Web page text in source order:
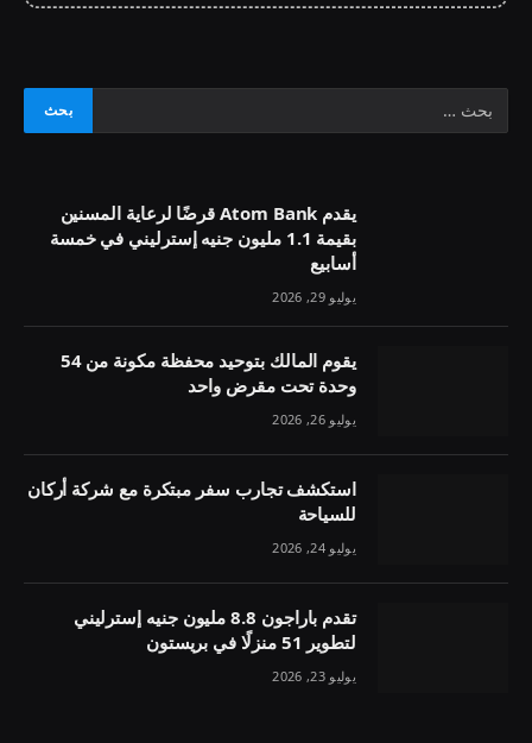
يقدم Atom Bank قرضًا لرعاية المسنين
بقيمة 1.1 مليون جنيه إسترليني في خمسة
أسابيع
يوليو 29, 2026
يقوم المالك بتوحيد محفظة مكونة من 54
وحدة تحت مقرض واحد
يوليو 26, 2026
استكشف تجارب سفر مبتكرة مع شركة أركان
للسياحة
يوليو 24, 2026
تقدم باراجون 8.8 مليون جنيه إسترليني
لتطوير 51 منزلًا في بريستون
يوليو 23, 2026